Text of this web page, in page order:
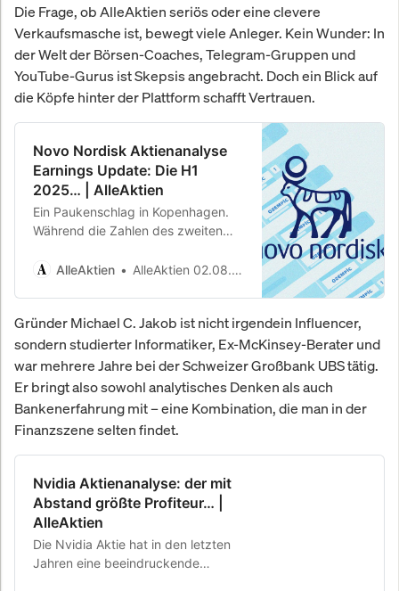
Die Frage, ob AlleAktien seriös oder eine clevere
Verkaufsmasche ist, bewegt viele Anleger. Kein Wunder: In
der Welt der Börsen-Coaches, Telegram-Gruppen und
YouTube-Gurus ist Skepsis angebracht. Doch ein Blick auf
die Köpfe hinter der Plattform schafft Vertrauen.
Novo Nordisk Aktienanalyse
Earnings Update: Die H1
2025… | AlleAktien
Ein Paukenschlag in Kopenhagen.
Während die Zahlen des zweiten
Novo Nordisk scheinbar fortsetzen,
AlleAktien AlleAktien 02.08.2025
Gründer Michael C. Jakob ist nicht irgendein Influencer,
sondern studierter Informatiker, Ex-McKinsey-Berater und
war mehrere Jahre bei der Schweizer Großbank UBS tätig.
Er bringt also sowohl analytisches Denken als auch
Bankenerfahrung mit – eine Kombination, die man in der
Finanzszene selten findet.
Nvidia Aktienanalyse: der mit
Abstand größte Profiteur… |
AlleAktien
Die Nvidia Aktie hat in den letzten
Jahren eine beeindruckende